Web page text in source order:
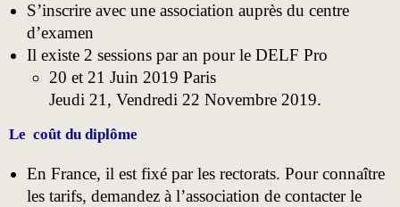
S’inscrire avec une association auprès du centre
d’examen
Il existe 2 sessions par an pour le DELF Pro
20 et 21 Juin 2019 Paris
Jeudi 21, Vendredi 22 Novembre 2019.
Le coût du diplôme
En France, il est fixé par les rectorats. Pour connaître
les tarifs, demandez à l’association de contacter le